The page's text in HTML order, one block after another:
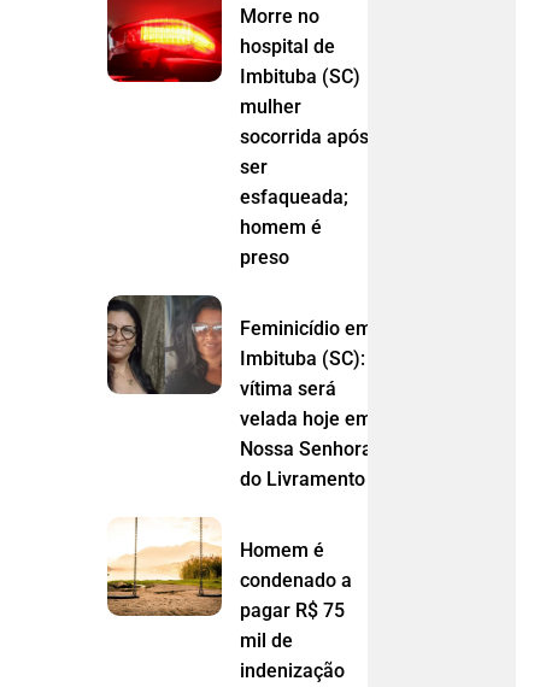
Morre no
hospital de
Imbituba (SC)
mulher
socorrida após
ser
esfaqueada;
homem é
preso
Feminicídio em
Imbituba (SC):
vítima será
velada hoje em
Nossa Senhora
do Livramento (MT)
Homem é
condenado a
pagar R$ 75
mil de
indenização